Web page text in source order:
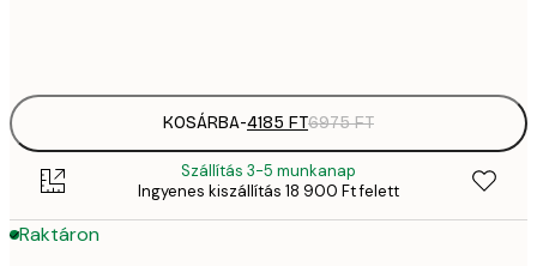
KOSÁRBA-4185 FT6975 FT
Szállítás 3-5 munkanap
Ingyenes kiszállítás 18 900 Ft felett
Raktáron